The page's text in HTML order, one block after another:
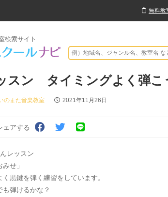
無料教
検索サイト
スン タイミングよく弾こ
のまた音楽教室 2021年11月26日
ェアする
レッスン
みせ」
く黒鍵を弾く練習をしています。
も弾けるかな？